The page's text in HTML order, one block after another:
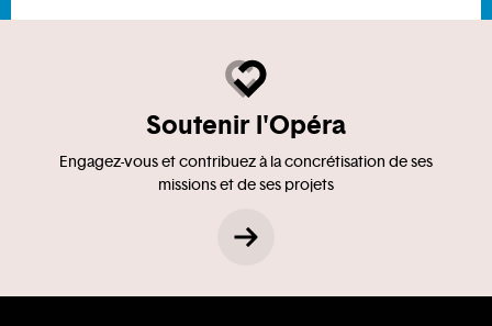
Soutenir l'Opéra
Engagez-vous et contribuez à la concrétisation de ses
missions et de ses projets